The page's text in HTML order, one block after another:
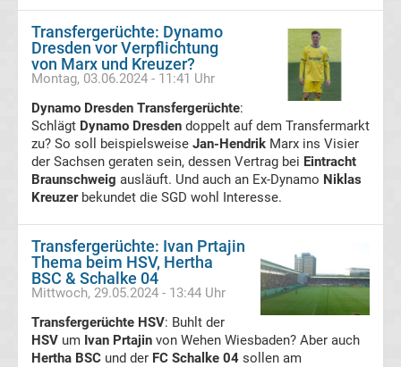
League
Erg.
Premier
League
Frauen
Bundesliga
Erg.
Transfergerüchte: Dynamo
Dresden vor Verpflichtung
von Marx und Kreuzer?
Montag, 03.06.2024 - 11:41 Uhr
Dynamo Dresden Transfergerüchte:
Schlägt Dynamo Dresden doppelt auf dem Transfermarkt
zu? So soll beispielsweise Jan-Hendrik Marx ins Visier
der Sachsen geraten sein, dessen Vertrag bei Eintracht
Braunschweig ausläuft. Und auch an Ex-Dynamo Niklas
Kreuzerbekundet die SGD wohl Interesse.
Transfergerüchte: Ivan Prtajin
Thema beim HSV, Hertha
BSC & Schalke 04
Mittwoch, 29.05.2024 - 13:44 Uhr
Transfergerüchte HSV: Buhlt der
HSV um Ivan Prtajin von Wehen Wiesbaden? Aber auch
Hertha BSC und der FC Schalke 04 sollen am